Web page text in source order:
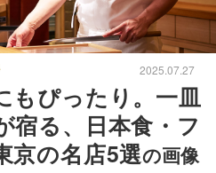
2025.07.27
もぴったり。一皿
宿る、日本食・フ
京の名店5選の画像